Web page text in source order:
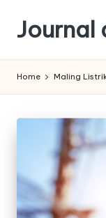
content
Journal
Hak
sebagai
Home Maling